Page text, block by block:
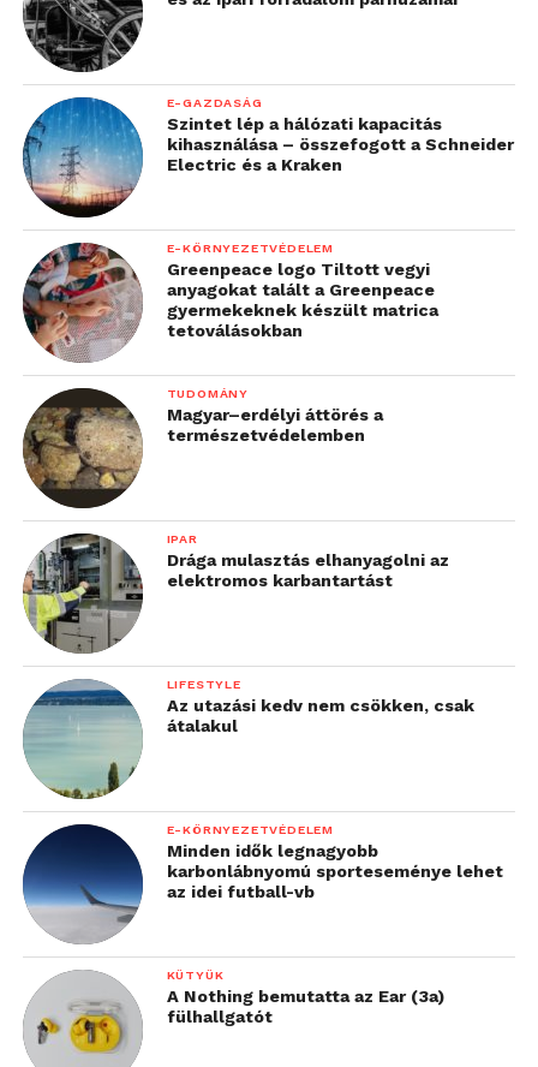
E-GAZDASÁG
Szintet lép a hálózati kapacitás
kihasználása – összefogott a Schneider
Electric és a Kraken
E-KÖRNYEZETVÉDELEM
Greenpeace logo Tiltott vegyi
anyagokat talált a Greenpeace
gyermekeknek készült matrica
tetoválásokban
TUDOMÁNY
Magyar–erdélyi áttörés a
természetvédelemben
IPAR
Drága mulasztás elhanyagolni az
elektromos karbantartást
LIFESTYLE
Az utazási kedv nem csökken, csak
átalakul
E-KÖRNYEZETVÉDELEM
Minden idők legnagyobb
karbonlábnyomú sporteseménye lehet
az idei futball-vb
KÜTYÜK
A Nothing bemutatta az Ear (3a)
fülhallgatót